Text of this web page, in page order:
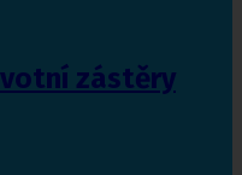
zástěry